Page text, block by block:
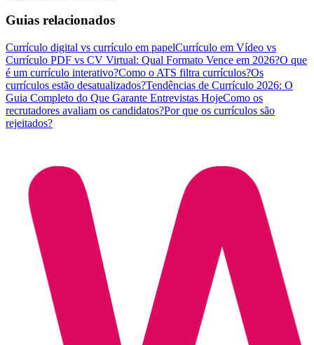
Guias relacionados
Currículo digital vs currículo em papelCurrículo em Vídeo vs
Currículo PDF vs CV Virtual: Qual Formato Vence em 2026?O que
é um currículo interativo?Como o ATS filtra currículos?Os
currículos estão desatualizados?Tendências de Currículo 2026: O
Guia Completo do Que Garante Entrevistas HojeComo os
recrutadores avaliam os candidatos?Por que os currículos são
rejeitados?